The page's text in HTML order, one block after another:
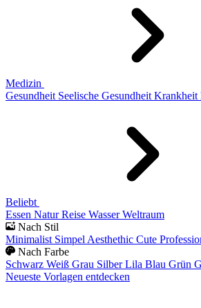
Medizin
Gesundheit Seelische Gesundheit Krankheit
Beliebt
Essen Natur Reise Wasser Weltraum
Nach Stil
Minimalist Simpel Aesthethic Cute
Nach Farbe
Schwarz Weiß Grau Silber Lila Blau Grün
Neueste Vorlagen entdecken